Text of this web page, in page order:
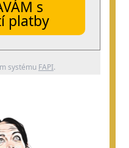
s
platby
systému FAPI.